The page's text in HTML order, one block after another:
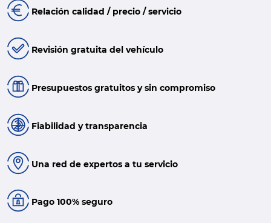
Relación calidad / precio / servicio
Revisión gratuita del vehículo
Presupuestos gratuitos y sin compromiso
Fiabilidad y transparencia
Una red de expertos a tu servicio
Pago 100% seguro